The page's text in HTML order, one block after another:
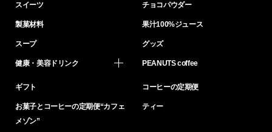
スイーツ チョコパウダー
製菓材料 果汁100%ジュース
スープ グッズ
健康・美容ドリンク PEANUTS coffee
ギフト コーヒーの定期便
お菓子とコーヒーの定期便“カフェ
メゾン”
ティー